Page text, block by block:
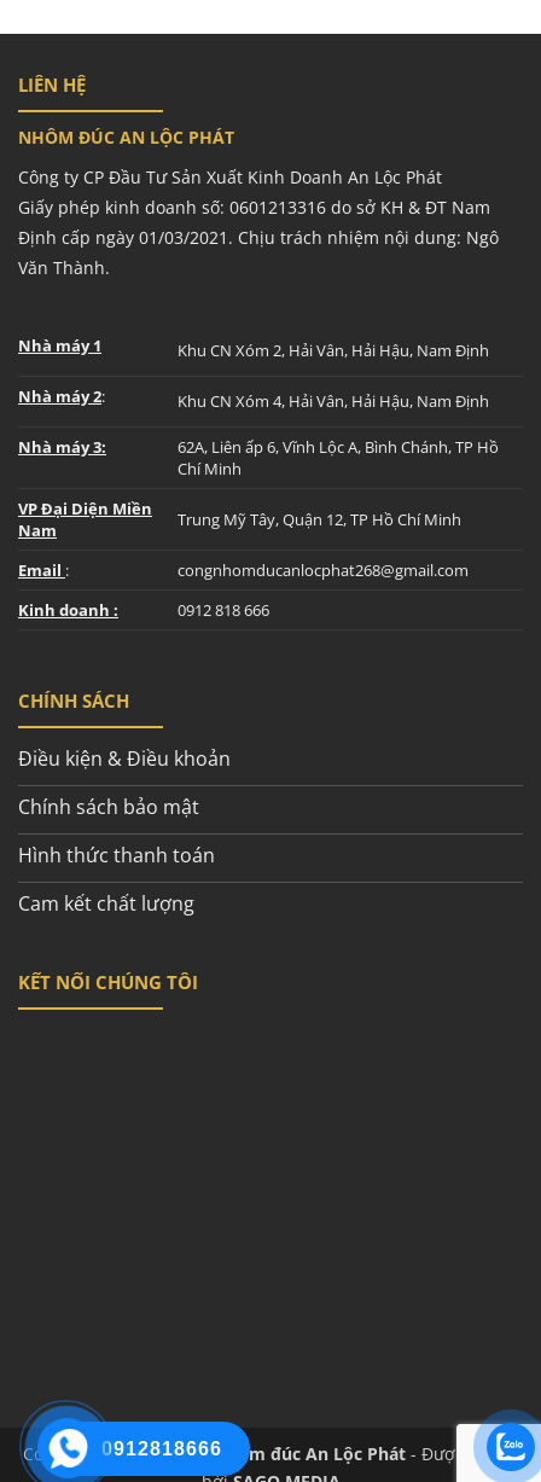
LIÊN HỆ
NHÔM ĐÚC AN LỘC PHÁT
Công ty CP Đầu Tư Sản Xuất Kinh Doanh An Lộc Phát
Giấy phép kinh doanh số: 0601213316 do sở KH & ĐT Nam
Định cấp ngày 01/03/2021. Chịu trách nhiệm nội dung: Ngô
Văn Thành.
Nhà máy 1 Khu CN Xóm 2, Hải Vân, Hải Hậu, Nam Định
Nhà máy 2: Khu CN Xóm 4, Hải Vân, Hải Hậu, Nam Định
Nhà máy 3:
62A, Liên ấp 6, Vĩnh Lộc A, Bình Chánh, TP Hồ
Chí Minh
VP Đại Diện Miền
Nam
Trung Mỹ Tây, Quận 12, TP Hồ Chí Minh
Email :
congnhomducanlocphat268@gmail.com
Kinh doanh :
0912 818 666
CHÍNH SÁCH
Điều kiện & Điều khoản
Chính sách bảo mật
Hình thức thanh toán
Cam kết chất lượng
KẾT NỐI CHÚNG TÔI
Copyright 2026 ©Cổng nhôm đúc An Lộc Phát - Được hỗ trợ
0912818666